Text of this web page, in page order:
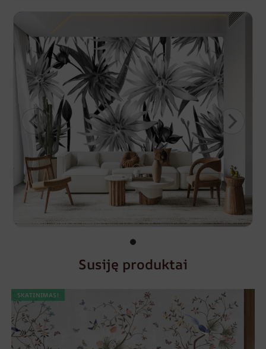
Susiję produktai
SKATINIMAS!